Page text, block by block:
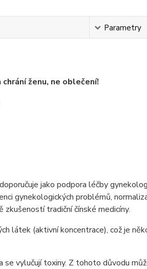
Parametry
ženu, ne oblečení!
jako podpora léčby
gynekologických problémů,
tradiční čínské medicíny.
látek (aktivní koncentrace), což je
vylučují toxiny. Z tohoto důvodu